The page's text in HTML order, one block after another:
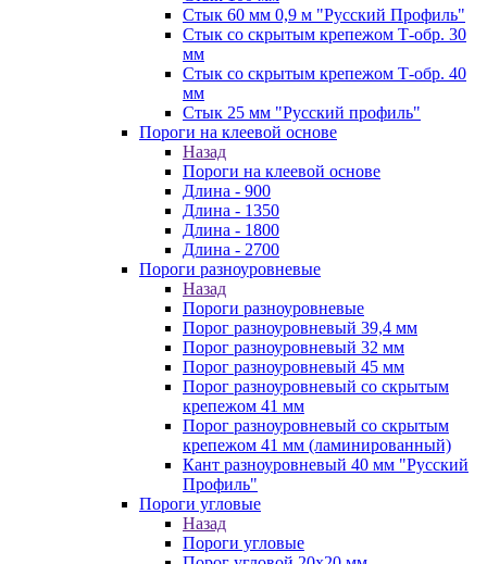
Стык 60 мм 0,9 м "Русский Профиль"
Стык со скрытым крепежом Т-обр. 30
мм
Стык со скрытым крепежом Т-обр. 40
мм
Стык 25 мм "Русский профиль"
Пороги на клеевой основе
Назад
Пороги на клеевой основе
Длина - 900
Длина - 1350
Длина - 1800
Длина - 2700
Пороги разноуровневые
Назад
Пороги разноуровневые
Порог разноуровневый 39,4 мм
Порог разноуровневый 32 мм
Порог разноуровневый 45 мм
Порог разноуровневый со скрытым
крепежом 41 мм
Порог разноуровневый со скрытым
крепежом 41 мм (ламинированный)
Кант разноуровневый 40 мм "Русский
Профиль"
Пороги угловые
Назад
Пороги угловые